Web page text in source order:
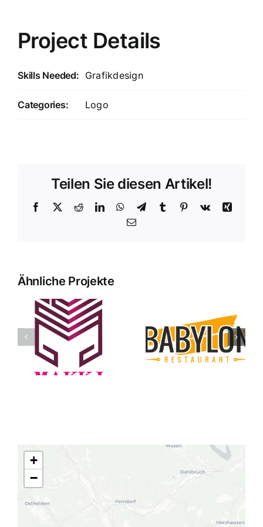
Project Details
Skills Needed: Grafikdesign
Categories: Logo
Teilen Sie diesen Artikel!
Facebook
X RedditLinkedInWhatsApp
TelegramTumblr Pinterest
Vk
Xing
E-
Ähnliche Projekte
Babylon Madihnet
+
−